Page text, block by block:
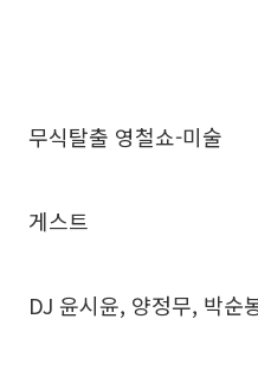
무식탈출 영철쇼-미술
게스트
DJ 윤시윤, 양정무, 박순